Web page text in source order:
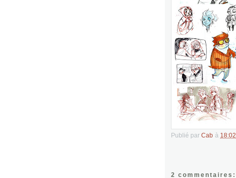
Publié par Cab à 18:02
2 commentaires: